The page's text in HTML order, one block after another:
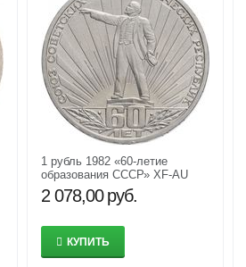
1 рубль 1982 «60-летие
образования СССР» XF-AU
2 078,00 руб.
КУПИТЬ